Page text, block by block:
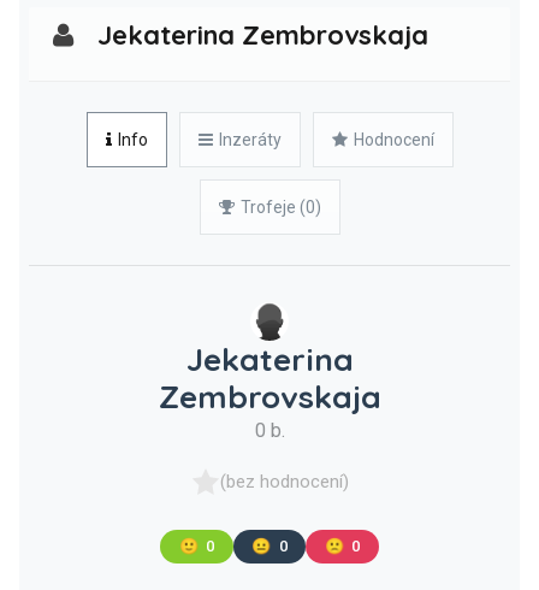
Jekaterina Zembrovskaja
Info Inzeráty Hodnocení
Trofeje (0)
Jekaterina
Zembrovskaja
0 b.
(bez hodnocení)
🙂 0 😐 0 🙁 0